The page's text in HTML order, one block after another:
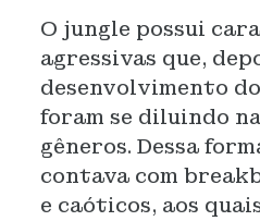
O jungle possui
agressivas que,
desenvolvimento do
foram se diluindo
gêneros. Dessa
contava com
e caóticos, aos